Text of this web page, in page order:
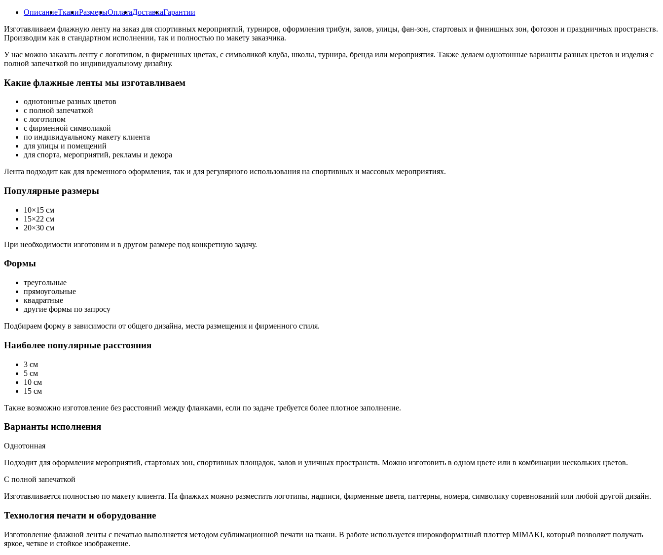
ОписаниеТканиРазмерыОплатаДоставкаГарантии
Изготавливаем флажную ленту на заказ для спортивных мероприятий, турниров, оформления трибун, залов, улицы, фан-зон, стартовых и финишных зон, фотозон и праздничных пространств.
Производим как в стандартном исполнении, так и полностью по макету заказчика.
У нас можно заказать ленту с логотипом, в фирменных цветах, с символикой клуба, школы, турнира, бренда или мероприятия. Также делаем однотонные варианты разных цветов и изделия с
полной запечаткой по индивидуальному дизайну.
Какие флажные ленты мы изготавливаем
однотонные разных цветов
с полной запечаткой
с логотипом
с фирменной символикой
по индивидуальному макету клиента
для улицы и помещений
для спорта, мероприятий, рекламы и декора
Лента подходит как для временного оформления, так и для регулярного использования на спортивных и массовых мероприятиях.
Популярные размеры
10×15 см
15×22 см
20×30 см
При необходимости изготовим и в другом размере под конкретную задачу.
Формы
треугольные
прямоугольные
квадратные
другие формы по запросу
Подбираем форму в зависимости от общего дизайна, места размещения и фирменного стиля.
Наиболее популярные расстояния
3 см
5 см
10 см
15 см
Также возможно изготовление без расстояний между флажками, если по задаче требуется более плотное заполнение.
Варианты исполнения
Однотонная
Подходит для оформления мероприятий, стартовых зон, спортивных площадок, залов и уличных пространств. Можно изготовить в одном цвете или в комбинации нескольких цветов.
С полной запечаткой
Изготавливается полностью по макету клиента. На флажках можно разместить логотипы, надписи, фирменные цвета, паттерны, номера, символику соревнований или любой другой дизайн.
Технология печати и оборудование
Изготовление флажной ленты с печатью выполняется методом сублимационной печати на ткани. В работе используется широкоформатный плоттер MIMAKI, который позволяет получать
яркое, четкое и стойкое изображение.